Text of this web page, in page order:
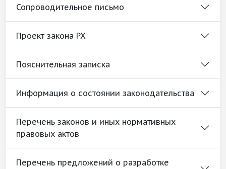
Сопроводительное письмо
Проект закона РХ
Пояснительная записка
Информация о состоянии законодательства
Перечень законов и иных нормативных
правовых актов
Перечень предложений о разработке